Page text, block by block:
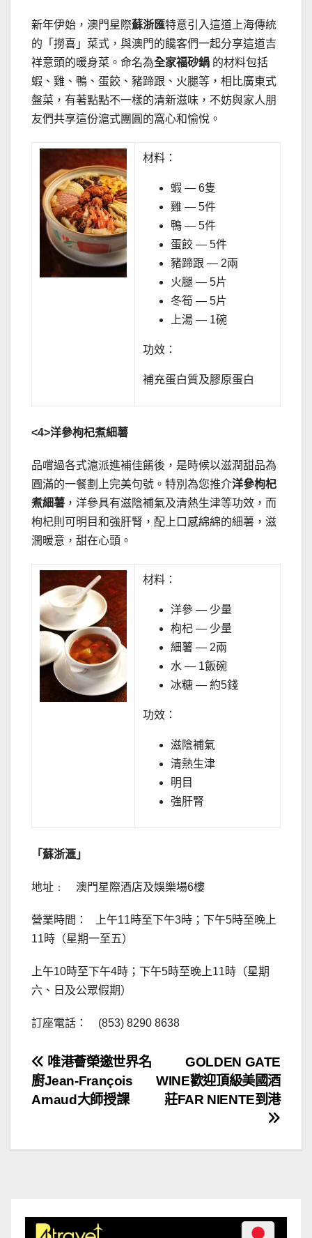
新年伊始，澳門星際蘇浙匯特意引入這道上海傳統
的「撈喜」菜式，與澳門的饞客們一起分享這道吉
祥意頭的暖身菜。命名為全家福砂鍋 的材料包括
蝦、雞、鴨、蛋餃、豬蹄跟、火腿等，相比廣東式
盤菜，有著點點不一樣的清新滋味，不妨與家人朋
友們共享這份滬式團圓的窩心和愉悅。
材料：
蝦 — 6隻
雞 — 5件
鴨 — 5件
蛋餃 — 5件
豬蹄跟 — 2兩
火腿 — 5片
冬筍 — 5片
上湯 — 1碗
功效：
補充蛋白質及膠原蛋白
<4>洋參枸杞煮細薯
品嚐過各式滬派進補佳餚後，是時候以滋潤甜品為
圓滿的一餐劃上完美句號。特別為您推介洋參枸杞
煮細薯 ，洋參具有滋陰補氣及清熱生津等功效，而
枸杞則可明目和強肝腎，配上口感綿綿的細薯，滋
潤暖意，甜在心頭。
材料：
洋參 — 少量
枸杞 — 少量
細薯 — 2兩
水 — 1飯碗
冰糖 — 約5錢
功效：
滋陰補氣
清熱生津
明目
強肝腎
「蘇浙滙」
地址﹕ 澳門星際酒店及娛樂場6樓
營業時間： 上午11時至下午3時；下午5時至晚上
11時（星期一至五）
上午10時至下午4時；下午5時至晚上11時（星期
六、日及公眾假期）
訂座電話： (853) 8290 8638
文
章
覽
GOLDEN GATE
WINE歡迎頂級美國酒
莊FAR NIENTE到港
唯港薈榮邀世界名
廚Jean-François
Arnaud大師授課